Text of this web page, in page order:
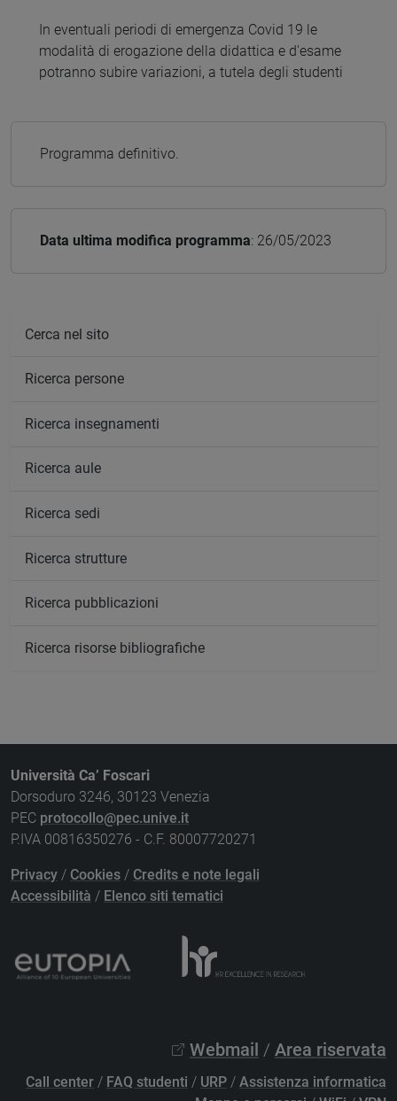
In eventuali periodi di emergenza Covid 19 le
modalità di erogazione della didattica e d'esame
potranno subire variazioni, a tutela degli studenti
Programma definitivo.
Data ultima modifica programma: 26/05/2023
Cerca nel sito
Ricerca persone
Ricerca insegnamenti
Ricerca aule
Ricerca sedi
Ricerca strutture
Ricerca pubblicazioni
Ricerca risorse bibliografiche
Università Ca’ Foscari
Dorsoduro 3246, 30123 Venezia
PEC protocollo@pec.unive.it
P.IVA 00816350276 - C.F. 80007720271
Privacy / Cookies / Credits e note legali
Accessibilità / Elenco siti tematici
Webmail / Area riservata
Call center / FAQ studenti / URP / Assistenza informatica